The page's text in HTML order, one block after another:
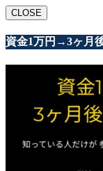
CLOSE
資金1万円→3ヶ月